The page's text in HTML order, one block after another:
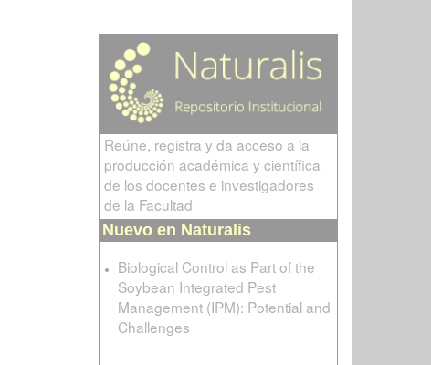
Reúne, registra y da acceso a la
producción académica y científica
de los docentes e investigadores
de la Facultad
Nuevo en Naturalis
Biological Control as Part of the
Soybean Integrated Pest
Management (IPM): Potential and
Challenges